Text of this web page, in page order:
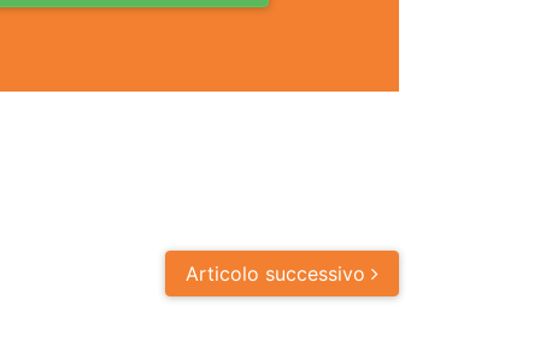
Articolo successivo